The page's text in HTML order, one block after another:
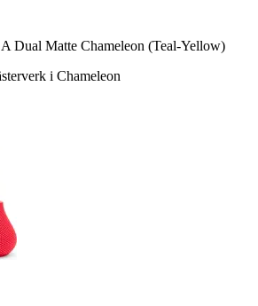
Dual Matte Chameleon (Teal-Yellow)
i Chameleon